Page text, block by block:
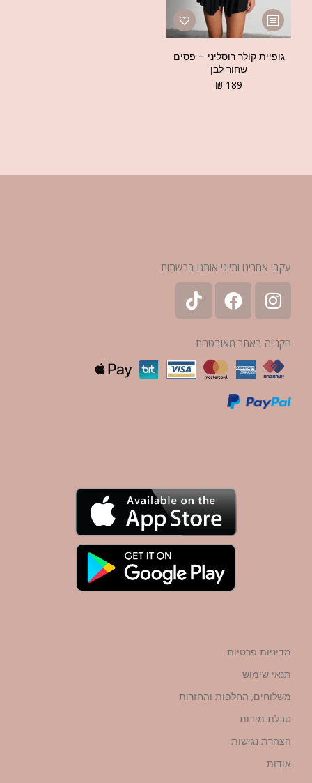
גופיית קולר רוסליני – פסים
שחור לבן
₪ 189
עקבי אחרינו ותייגי אותנו ברשתות
הקנייה באתר מאובטחת
מדיניות פרטיות
תנאי שימוש
משלוחים, החלפות והחזרות
טבלת מידות
הצהרת נגישות
אודות